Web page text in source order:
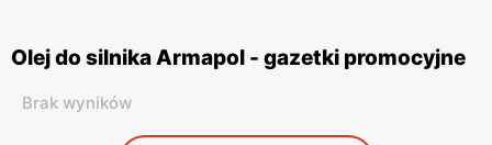
Olej do silnika Armapol - gazetki promocyjne
Brak wyników